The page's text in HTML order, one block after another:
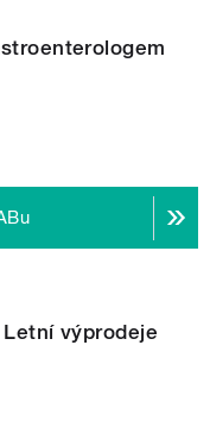
výprodeje